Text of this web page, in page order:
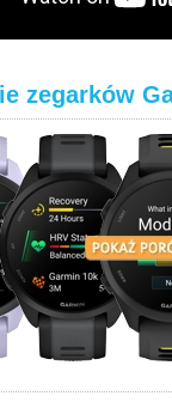
zegarków